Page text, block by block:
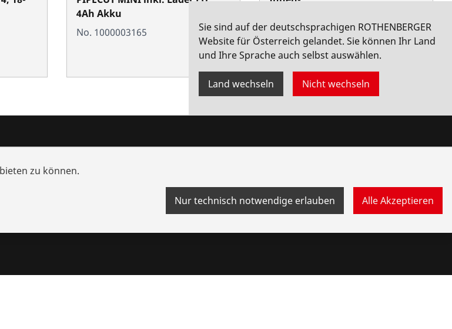
4Ah Akku
No. 1000003165
36mm
No. 11006
Sie sind auf der deutschsprachigen ROTHENBERGER
Website für Österreich gelandet. Sie können Ihr Land
und Ihre Sprache auch selbst auswählen.
Land wechseln Nicht wechseln
Schulungen
Prämien
zu können.
Nur technisch notwendige erlauben Alle Akzeptieren